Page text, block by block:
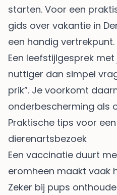
starten. Voor een
gids over vakantie in
een handig vertrekpunt.
Een leefstijlgesprek
nuttiger dan simpel
prik”. Je voorkomt
onderbescherming als
Praktische tips voor
dierenartsbezoek
Een vaccinatie duurt
eromheen maakt vaak
Zeker bij pups